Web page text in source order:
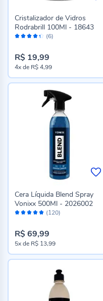
Avaliação: (6)
Cristalizador de Vidros
Rodrabrill 100Ml - 18643
R$ 19,99
4xde R$ 4,99
Avaliação: (120)
Cera Líquida Blend Spray
Vonixx 500Ml - 2026002
R$ 69,99
5xde R$ 13,99